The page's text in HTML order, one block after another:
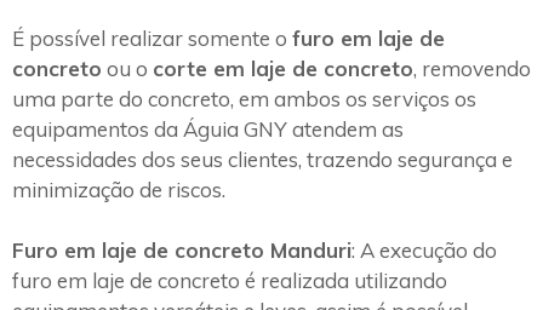
É possível realizar somente o furo em laje de
concreto ou o corte em laje de concreto, removendo
uma parte do concreto, em ambos os serviços os
equipamentos da Águia GNY atendem as
necessidades dos seus clientes, trazendo segurança e
minimização de riscos.
Furo em laje de concreto Manduri: A execução do
furo em laje de concreto é realizada utilizando